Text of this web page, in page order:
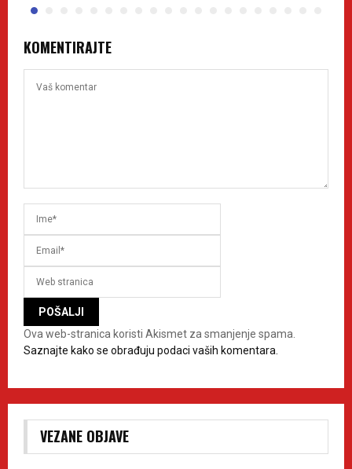
KOMENTIRAJTE
Ova web-stranica koristi Akismet za smanjenje spama.
Saznajte kako se obrađuju podaci vaših komentara.
VEZANE OBJAVE